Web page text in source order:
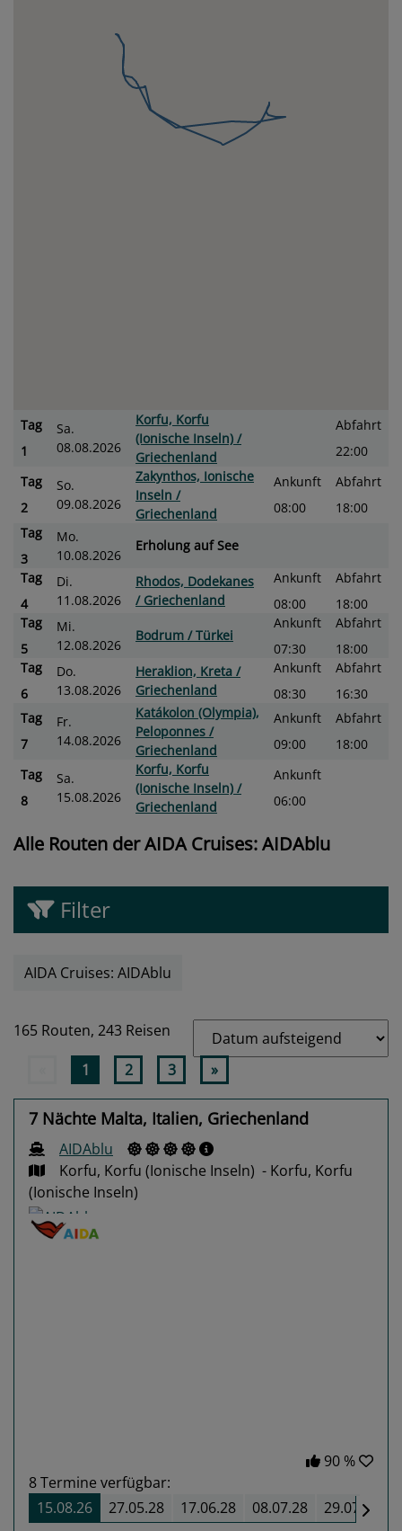
Tag
1
Sa.
08.08.2026
Korfu, Korfu
(Ionische Inseln) /
Griechenland
Abfahrt
22:00
Tag
2
So.
09.08.2026
Zakynthos, Ionische
Inseln /
Griechenland
Ankunft
08:00
Abfahrt
18:00
Tag
3
Mo.
10.08.2026
Erholung auf See
Tag
4
Di.
11.08.2026
Rhodos, Dodekanes
/ Griechenland
Ankunft
08:00
Abfahrt
18:00
Tag
5
Mi.
12.08.2026
Bodrum / Türkei
Ankunft
07:30
Abfahrt
18:00
Tag
6
Do.
13.08.2026
Heraklion, Kreta /
Griechenland
Ankunft
08:30
Abfahrt
16:30
Tag
7
Fr.
14.08.2026
Katákolon (Olympia),
Peloponnes /
Griechenland
Ankunft
09:00
Abfahrt
18:00
Tag
8
Sa.
15.08.2026
Korfu, Korfu
(Ionische Inseln) /
Griechenland
Ankunft
06:00
Alle Routen der AIDA Cruises: AIDAblu
Filter
AIDA Cruises: AIDAblu
165 Routen, 243 Reisen
1 2 3 »
7 Nächte Malta, Italien, Griechenland
AIDAblu
Korfu, Korfu (Ionische Inseln) - Korfu, Korfu
(Ionische Inseln)
90 %
8Termine verfügbar:
15.08.26
27.05.28 17.06.28 08.07.28 29.07.28